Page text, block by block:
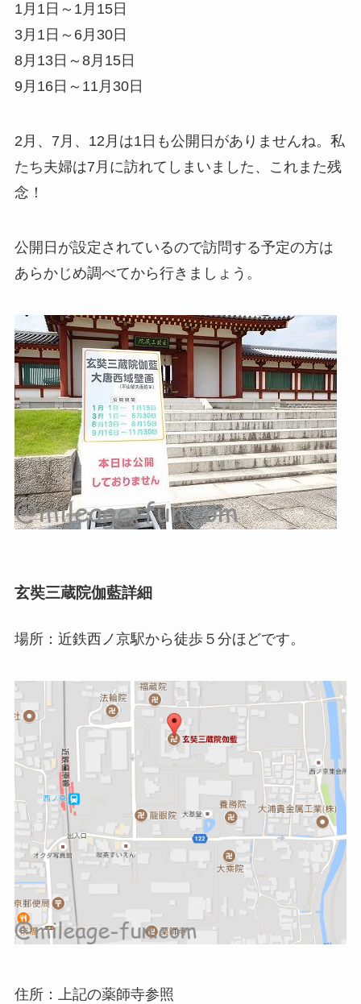
1月1日～1月15日
3月1日～6月30日
8月13日～8月15日
9月16日～11月30日
2月、7月、12月は1日も公開日がありませんね。私
たち夫婦は7月に訪れてしまいました、これまた残
念！
公開日が設定されているので訪問する予定の方は
あらかじめ調べてから行きましょう。
玄奘三蔵院伽藍詳細
場所：近鉄西ノ京駅から徒歩５分ほどです。
住所：上記の薬師寺参照